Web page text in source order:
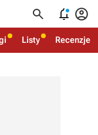
  
Listy Recenzje